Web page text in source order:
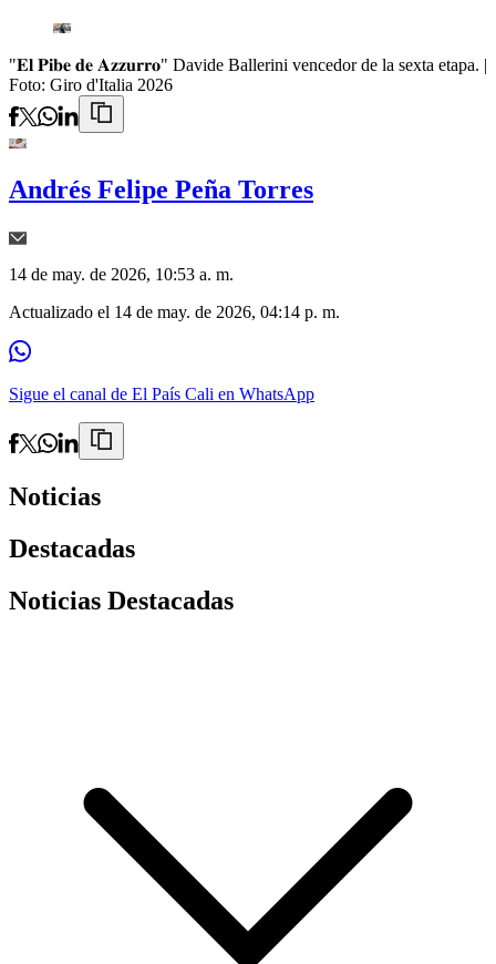
"𝐄𝐥 𝐏𝐢𝐛𝐞 𝐝𝐞 𝐀𝐳𝐳𝐮𝐫𝐫𝐨" Davide Ballerini vencedor de la sexta etapa. |
Foto: Giro d'Italia 2026
Andrés Felipe Peña Torres
14 de may. de 2026, 10:53 a. m.
Actualizado el 14 de may. de 2026, 04:14 p. m.
Sigue el canal de El País Cali en WhatsApp
Noticias
Destacadas
Noticias Destacadas